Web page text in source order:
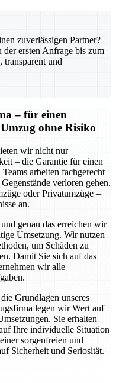
zuverlässigen Partner?
der ersten Anfrage bis zum
transparent und
– für einen
ohne Risiko
wir nicht nur
– die Garantie für einen
arbeiten fachgerecht
verloren gehen.
oder Privatumzüge –
an.
genau das erreichen wir
Umsetzung. Wir nutzen
um Schäden zu
Damit Sie sich auf das
wir alle
Grundlagen unseres
legen wir Wert auf
Sie erhalten
Ihre individuelle Situation
sorgenfreien und
Sicherheit und Seriosität.